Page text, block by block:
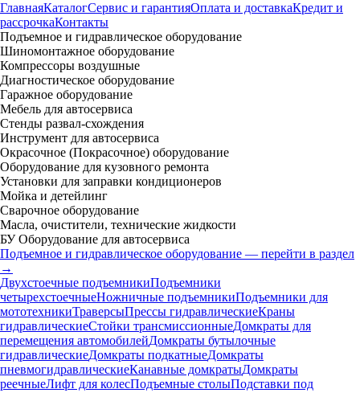
ГлавнаяКаталогСервис и гарантияОплата и доставкаКредит и
рассрочкаКонтакты
Подъемное и гидравлическое оборудование
Шиномонтажное оборудование
Компрессоры воздушные
Диагностическое оборудование
Гаражное оборудование
Мебель для автосервиса
Стенды развал-схождения
Инструмент для автосервиса
Окрасочное (Покрасочное) оборудование
Оборудование для кузовного ремонта
Установки для заправки кондиционеров
Мойка и детейлинг
Сварочное оборудование
Масла, очистители, технические жидкости
БУ Оборудование для автосервиса
Подъемное и гидравлическое оборудование — перейти в раздел
→
Двухстоечные подъемникиПодъемники
четырехстоечныеНожничные подъемникиПодъемники для
мототехникиТраверсыПрессы гидравлическиеКраны
гидравлическиеСтойки трансмиссионныеДомкраты для
перемещения автомобилейДомкраты бутылочные
гидравлическиеДомкраты подкатныеДомкраты
пневмогидравлическиеКанавные домкратыДомкраты
реечныеЛифт для колесПодъемные столыПодставки под